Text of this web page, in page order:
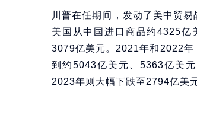
川普在任期间，发动了美中贸
美国从中国进口商品约4325亿
3079亿美元。2021年和2022年
到约5043亿美元、5363亿美
2023年则大幅下跌至2794亿美元